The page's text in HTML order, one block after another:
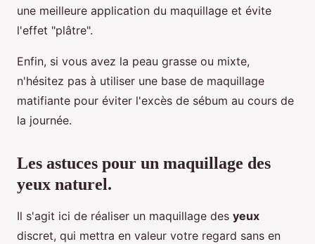
une meilleure application du maquillage et évite
l'effet "plâtre".
Enfin, si vous avez la peau grasse ou mixte,
n'hésitez pas à utiliser une base de maquillage
matifiante pour éviter l'excès de sébum au cours de
la journée.
Les astuces pour un maquillage des
yeux naturel.
Il s'agit ici de réaliser un maquillage des yeux
discret, qui mettra en valeur votre regard sans en